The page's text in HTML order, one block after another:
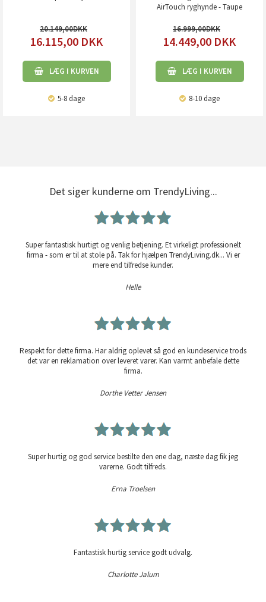
20.149,00
16.115,00 DKK
LÆG I KURVEN
5-8 dage
AirTouch ryghynde - Taupe
16.999,00
14.449,00 DKK
LÆG I KURVEN
8-10 dage
Det siger kunderne om TrendyLiving...
Super fantastisk hurtigt og venlig betjening. Et virkeligt professionelt
firma - som er til at stole på. Tak for hjælpen TrendyLiving.dk... Vi er
mere end tilfredse kunder.
Helle
Respekt for dette firma. Har aldrig oplevet så god en kundeservice trods
det var en reklamation over leveret varer. Kan varmt anbefale dette
firma.
Dorthe Vetter Jensen
Super hurtig og god service bestilte den ene dag, næste dag fik jeg
varerne. Godt tilfreds.
Erna Troelsen
Fantastisk hurtig service godt udvalg.
Charlotte Jalum